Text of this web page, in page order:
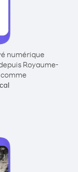
numérique
Royaume-